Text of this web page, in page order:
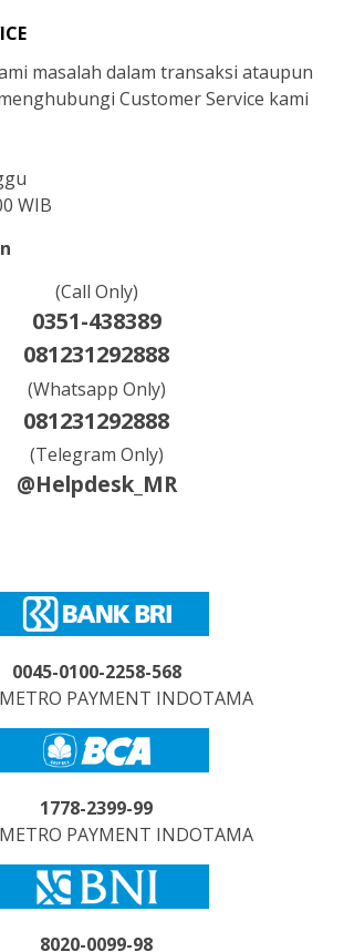
masalah dalam transaksi ataupun
Customer Service kami
WIB
(Call Only)
0351-438389
081231292888
(Whatsapp Only)
081231292888
(Telegram Only)
@Helpdesk_MR
0045-0100-2258-568
PAYMENT INDOTAMA
1778-2399-99
PAYMENT INDOTAMA
8020-0099-98